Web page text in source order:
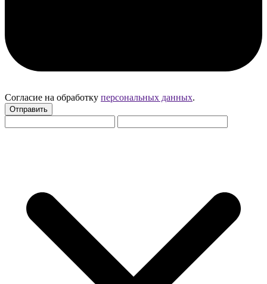
Согласие на обработку персональных данных.
Отправить